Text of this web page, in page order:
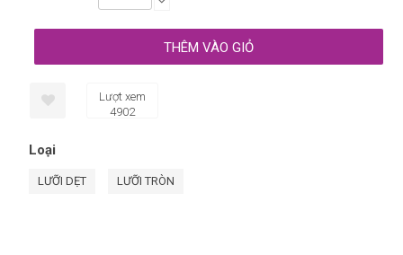
Lượt xem
4902
Loại
LƯỠI DẸT LƯỠI TRÒN